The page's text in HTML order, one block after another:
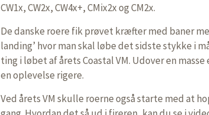
CW1x, CW2x, CW4x+, CMix2x og CM2x.
De danske roere fik prøvet kræfter med baner
landing’ hvor man skal løbe det sidste stykke i
ting i løbet af årets Coastal VM. Udover en
en oplevelse rigere.
Ved årets VM skulle roerne også starte med at